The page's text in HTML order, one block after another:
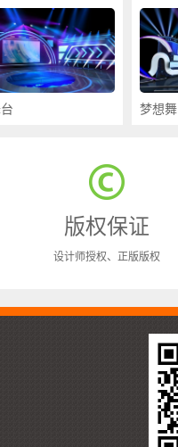
梦想
版权保证
设计师授权、正版版权